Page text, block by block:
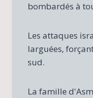
bombardés à
Les attaques
larguées,
sud.
La famille